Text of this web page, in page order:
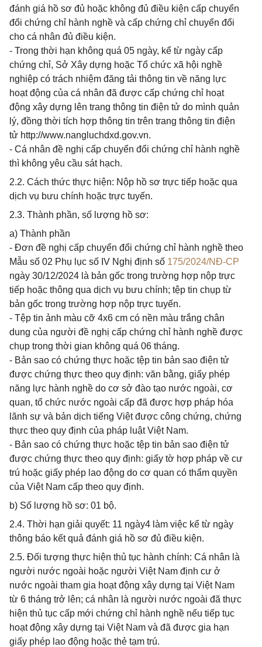
đánh giá hồ sơ đủ hoặc không đủ điều kiện cấp chuyển
đổi chứng chỉ hành nghề và cấp chứng chỉ chuyển đổi
cho cá nhân đủ điều kiện.
- Trong thời hạn không quá 05 ngày, kể từ ngày cấp
chứng chỉ, Sở Xây dựng hoặc Tổ chức xã hội nghề
nghiệp có trách nhiệm đăng tải thông tin về năng lực
hoạt động của cá nhân đã được cấp chứng chỉ hoạt
động xây dựng lên trang thông tin điện tử do mình quản
lý, đồng thời tích hợp thông tin trên trang thông tin điện
tử http://www.nangluchdxd.gov.vn.
- Cá nhân đề nghị cấp chuyển đổi chứng chỉ hành nghề
thì không yêu cầu sát hạch.
2.2. Cách thức thực hiện: Nộp hồ sơ trực tiếp hoặc qua
dịch vụ bưu chính hoặc trực tuyến.
2.3. Thành phần, số lượng hồ sơ:
a) Thành phần
- Đơn đề nghị cấp chuyển đổi chứng chỉ hành nghề theo
Mẫu số 02 Phụ lục số IV Nghị định số 175/2024/NĐ-CP
ngày 30/12/2024 là bản gốc trong trường hợp nộp trực
tiếp hoặc thông qua dịch vụ bưu chính; tệp tin chụp từ
bản gốc trong trường hợp nộp trực tuyến.
- Tệp tin ảnh màu cỡ 4x6 cm có nền màu trắng chân
dung của người đề nghị cấp chứng chỉ hành nghề được
chụp trong thời gian không quá 06 tháng.
- Bản sao có chứng thực hoặc tệp tin bản sao điện tử
được chứng thực theo quy định: văn bằng, giấy phép
năng lực hành nghề do cơ sở đào tạo nước ngoài, cơ
quan, tổ chức nước ngoài cấp đã được hợp pháp hóa
lãnh sự và bản dịch tiếng Việt được công chứng, chứng
thực theo quy định của pháp luật Việt Nam.
- Bản sao có chứng thực hoặc tệp tin bản sao điện tử
được chứng thực theo quy định: giấy tờ hợp pháp về cư
trú hoặc giấy phép lao động do cơ quan có thẩm quyền
của Việt Nam cấp theo quy định.
b) Số lượng hồ sơ: 01 bộ.
2.4. Thời hạn giải quyết: 11 ngày4 làm việc kể từ ngày
thông báo kết quả đánh giá hồ sơ đủ điều kiện.
2.5. Đối tượng thực hiện thủ tục hành chính: Cá nhân là
người nước ngoài hoặc người Việt Nam định cư ở
nước ngoài tham gia hoạt động xây dựng tại Việt Nam
từ 6 tháng trở lên; cá nhân là người nước ngoài đã thực
hiện thủ tục cấp mới chứng chỉ hành nghề nếu tiếp tục
hoạt động xây dựng tại Việt Nam và đã được gia hạn
giấy phép lao động hoặc thẻ tạm trú.